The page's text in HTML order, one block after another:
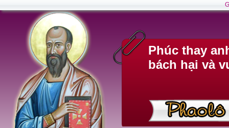
Phúc thay
bách hại và